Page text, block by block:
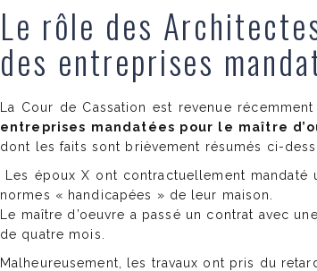
Le rôle des
des entreprises
La Cour de Cassation est revenue
entreprises mandatées pour le maître
dont les faits sont brièvement résumés ci-
Les époux X ont contractuellement mandaté
normes « handicapées » de leur maison.
Le maître d’oeuvre a passé un contrat avec
de quatre mois.
Malheureusement, les travaux ont pris du